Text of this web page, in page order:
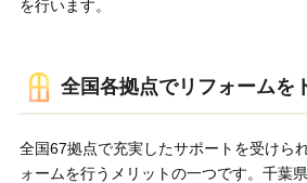
を行います。
全国各拠点でリフォームを
全国67拠点で充実したサポートを受けら
ォームを行うメリットの一つです。千葉